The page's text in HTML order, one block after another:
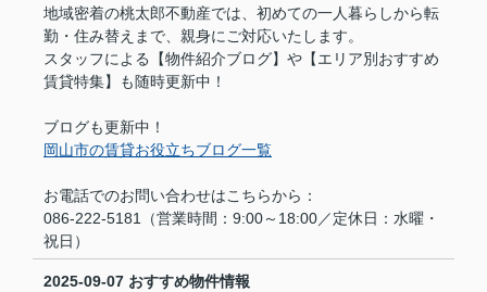
地域密着の桃太郎不動産では、初めての一人暮らしから転
勤・住み替えまで、親身にご対応いたします。
スタッフによる【物件紹介ブログ】や【エリア別おすすめ
賃貸特集】も随時更新中！
ブログも更新中！
岡山市の賃貸お役立ちブログ一覧
お電話でのお問い合わせはこちらから：
086-222-5181（営業時間：9:00～18:00／定休日：水曜・
祝日）
2025-09-07 おすすめ物件情報